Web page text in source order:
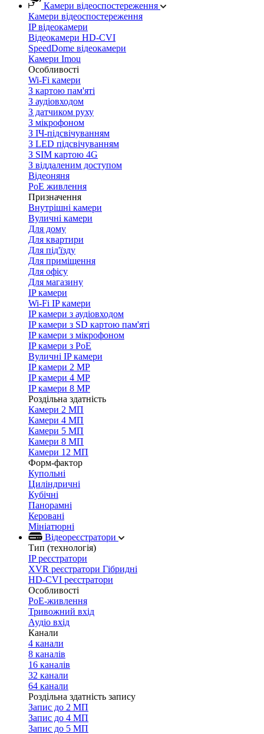
Камери відеоспостереження
Камери відеоспостереження
IP відеокамери
Відеокамери HD-CVI
SpeedDome відеокамери
Камери Imou
Особливості
Wi-Fi камери
З картою пам'яті
З аудіовходом
З датчиком руху
З мікрофоном
З ІЧ-підсвічуванням
З LED підсвічуванням
З SIM картою 4G
З віддаленим доступом
Відеоняня
PoE живлення
Призначення
Внутрішні камери
Вуличні камери
Для дому
Для квартири
Для під'їзду
Для приміщення
Для офісу
Для магазину
IP камери
Wi-Fi IP камери
IP камери з аудіовходом
IP камери з SD картою пам'яті
IP камери з мікрофоном
IP камери з PoE
Вуличні IP камери
IP камери 2 MP
IP камери 4 MP
IP камери 8 MP
Роздільна здатність
Камери 2 МП
Камери 4 МП
Камери 5 МП
Камери 8 МП
Камери 12 МП
Форм-фактор
Купольні
Циліндричні
Кубічні
Панорамні
Керовані
Мініатюрні
Відеореєстратори
Тип (технологія)
IP реєстратори
XVR реєстратори Гібридні
HD-CVI реєстратори
Особливості
PoE-живлення
Тривожний вхід
Аудіо вхід
Канали
4 канали
8 каналів
16 каналів
32 канали
64 канали
Роздільна здатність запису
Запис до 2 МП
Запис до 4 МП
Запис до 5 МП